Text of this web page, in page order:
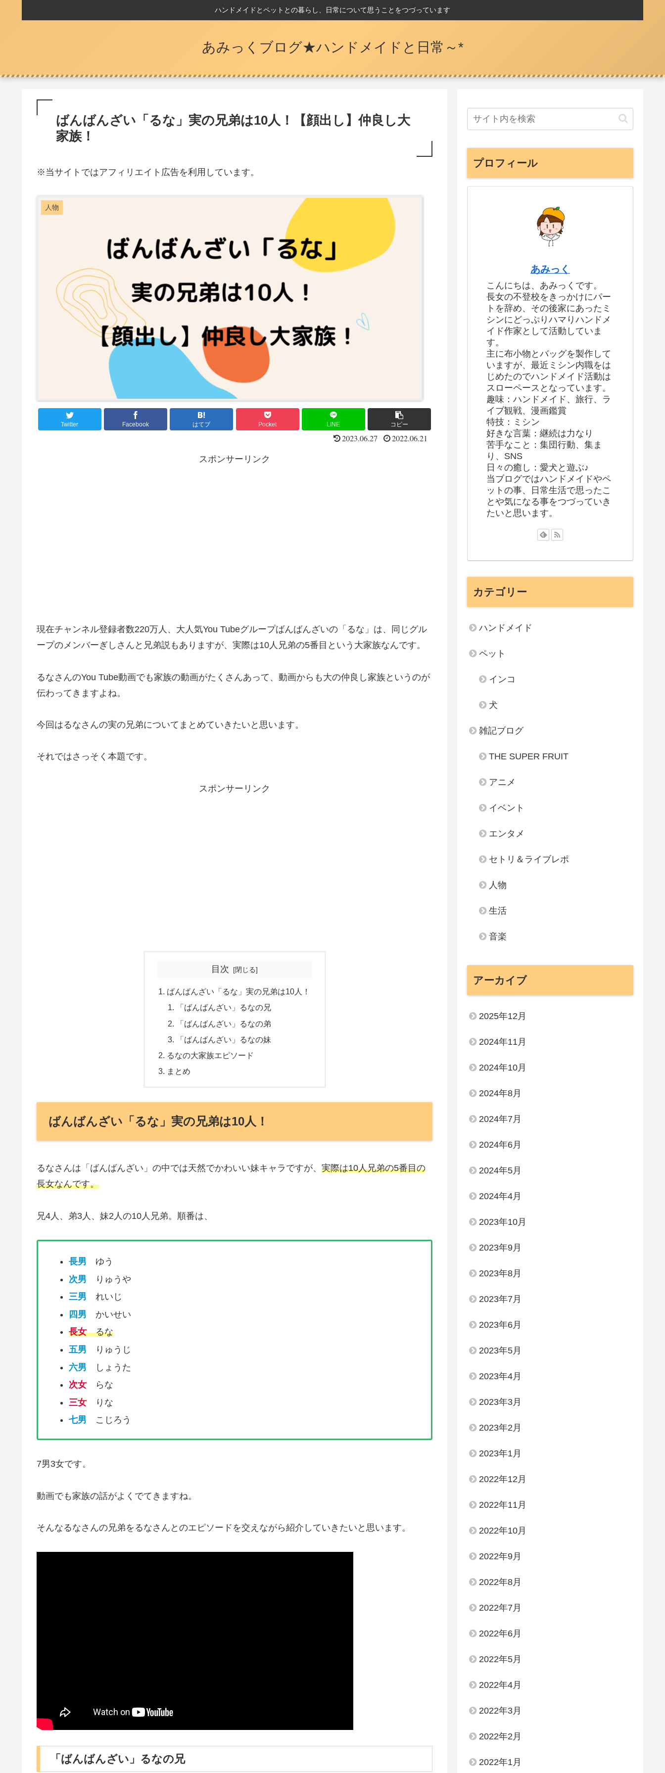
ハンドメイドとペットとの暮らし、日常について思うことをつづっています
あみっくブログ★ハンドメイドと日常～*
ばんばんざい「るな」実の兄弟は10人！【顔出し】仲良し大
家族！
※当サイトではアフィリエイト広告を利用しています。
人物
Twitter Facebook はてブ Pocket LINE コピー
2023.06.27 2022.06.21
スポンサーリンク
現在チャンネル登録者数220万人、大人気You Tubeグループばんばんざいの「るな」は、同じグル
ープのメンバーぎしさんと兄弟説もありますが、実際は10人兄弟の5番目という大家族なんです。
るなさんのYou Tube動画でも家族の動画がたくさんあって、動画からも大の仲良し家族というのが
伝わってきますよね。
今回はるなさんの実の兄弟についてまとめていきたいと思います。
それではさっそく本題です。
スポンサーリンク
目次
ばんばんざい「るな」実の兄弟は10人！
「ばんばんざい」るなの兄
「ばんばんざい」るなの弟
「ばんばんざい」るなの妹
るなの大家族エピソード
まとめ
ばんばんざい「るな」実の兄弟は10人！
るなさんは「ばんばんざい」の中では天然でかわいい妹キャラですが、 実際は10人兄弟の5番目の
長女なんです。
兄4人、弟3人、妹2人の10人兄弟。順番は、
長男 ゆう
次男 りゅうや
三男 れいじ
四男 かいせい
長女るな
五男 りゅうじ
六男 しょうた
次女らな
三女りな
七男
こじろう
7男3女です。
動画でも家族の話がよくでてきますね。
そんなるなさんの兄弟をるなさんとのエピソードを交えながら紹介していきたいと思います。
「ばんばんざい」るなの兄
プロフィール
あみっく
こんにちは、あみっくです。
長女の不登校をきっかけにパー
トを辞め、その後家にあったミ
シンにどっぷりハマりハンドメ
イド作家として活動していま
す。
主に布小物とバッグを製作して
いますが、最近ミシン内職をは
じめたのでハンドメイド活動は
スローペースとなっています。
趣味：ハンドメイド、旅行、ラ
イブ観戦、漫画鑑賞
特技：ミシン
好きな言葉：継続は力なり
苦手なこと：集団行動、集ま
り、SNS
日々の癒し：愛犬と遊ぶ♪
当ブログではハンドメイドやペ
ットの事、日常生活で思ったこ
とや気になる事をつづっていき
たいと思います。
カテゴリー
ハンドメイド
ペット
インコ
犬
雑記ブログ
THE SUPER FRUIT
アニメ
イベント
エンタメ
セトリ＆ライブレポ
人物
生活
音楽
アーカイブ
2025年12月
2024年11月
2024年10月
2024年8月
2024年7月
2024年6月
2024年5月
2024年4月
2023年10月
2023年9月
2023年8月
2023年7月
2023年6月
2023年5月
2023年4月
2023年3月
2023年2月
2023年1月
2022年12月
2022年11月
2022年10月
2022年9月
2022年8月
2022年7月
2022年6月
2022年5月
2022年4月
2022年3月
2022年2月
2022年1月